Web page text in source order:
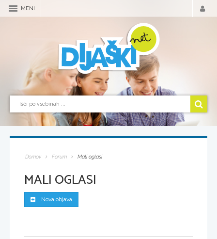
MENI
Domov Forum Mali oglasi
MALI OGLASI
Nova objava